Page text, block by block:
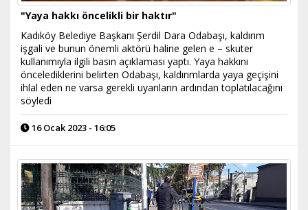
"Yaya hakkı öncelikli bir haktır"
Kadıköy Belediye Başkanı Şerdil Dara Odabaşı, kaldırım
işgali ve bunun önemli aktörü haline gelen e – skuter
kullanımıyla ilgili basın açıklaması yaptı. Yaya hakkını
öncelediklerini belirten Odabaşı, kaldırımlarda yaya geçişini
ihlal eden ne varsa gerekli uyarıların ardından toplatılacağını
söyledi
16 Ocak 2023 - 16:05